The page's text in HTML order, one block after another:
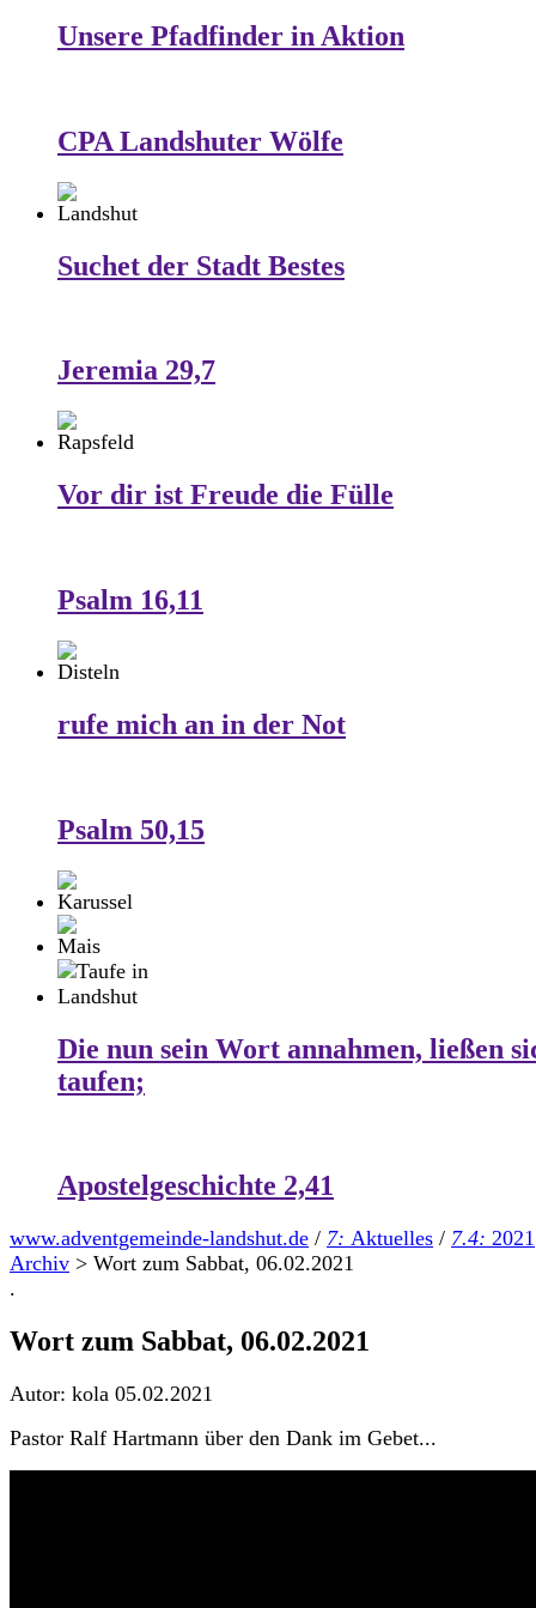
Unsere Pfadfinder in Aktion
CPA Landshuter Wölfe
Suchet der Stadt Bestes
Jeremia 29,7
Vor dir ist Freude die Fülle
Psalm 16,11
rufe mich an in der Not
Psalm 50,15
Die nun sein Wort annahmen, ließen
taufen;
Apostelgeschichte 2,41
www.adventgemeinde-landshut.de / 7: Aktuelles / 7.4: 2021
Archiv > Wort zum Sabbat, 06.02.2021
.
Wort zum Sabbat, 06.02.2021
Autor: kola 05.02.2021
Pastor Ralf Hartmann über den Dank im Gebet...